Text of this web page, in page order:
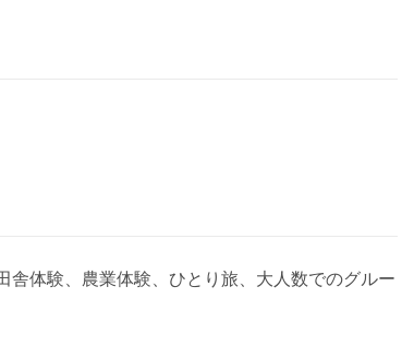
体験、農業体験、ひとり旅、大人数でのグルー